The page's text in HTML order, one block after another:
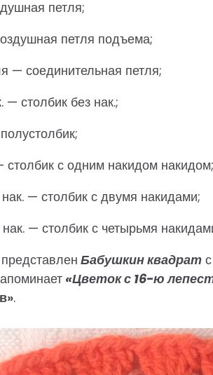
петля;
петля подъема;
— соединительная петля;
— столбик без нак.;
столбик с одним накидом накидом;
— столбик с двумя накидами;
— столбик с четырьмя
Бабушкин квадрат
«Цветок с 16-ю
.